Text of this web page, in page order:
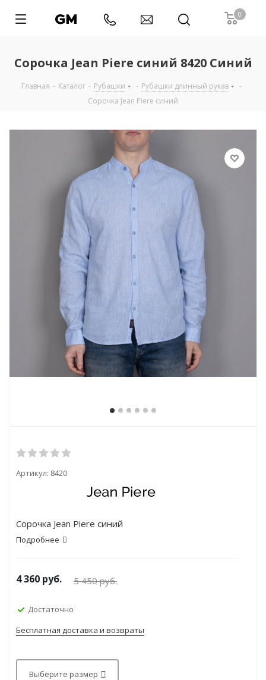
0
Сорочка Jean Piere синий 8420 Синий
Главная - Каталог - Рубашки - Рубашки длинный рукав
-
Сорочка Jean Piere синий
Артикул: 8420
Сорочка Jean Piere синий
Подробнее
5 450руб.
4 360 руб.
Достаточно
Бесплатная доставка и возвраты
Выберите размер